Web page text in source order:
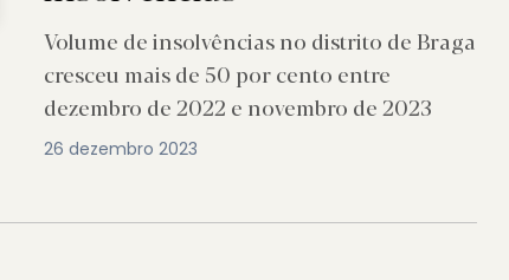
Volume de insolvências no distrito de Braga
cresceu mais de 50 por cento entre
dezembro de 2022 e novembro de 2023
26 dezembro 2023